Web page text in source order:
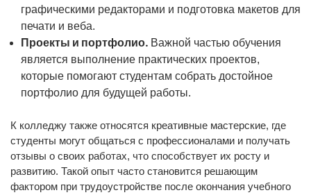
графическими редакторами и подготовка макетов для
печати и веба.
Проекты и портфолио. Важной частью обучения
является выполнение практических проектов,
которые помогают студентам собрать достойное
портфолио для будущей работы.
К колледжу также относятся креативные мастерские, где
студенты могут общаться с профессионалами и получать
отзывы о своих работах, что способствует их росту и
развитию. Такой опыт часто становится решающим
фактором при трудоустройстве после окончания учебного